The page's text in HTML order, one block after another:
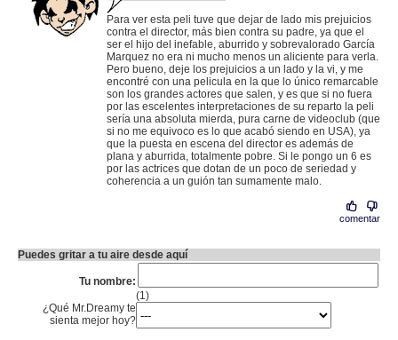
Para ver esta peli tuve que dejar de lado mis prejuicios
contra el director, más bien contra su padre, ya que el
ser el hijo del inefable, aburrido y sobrevalorado García
Marquez no era ni mucho menos un aliciente para verla.
Pero bueno, deje los prejuicios a un lado y la vi, y me
encontré con una pelicula en la que lo único remarcable
son los grandes actores que salen, y es que si no fuera
por las escelentes interpretaciones de su reparto la peli
sería una absoluta mierda, pura carne de videoclub (que
si no me equivoco es lo que acabó siendo en USA), ya
que la puesta en escena del director es además de
plana y aburrida, totalmente pobre. Si le pongo un 6 es
por las actrices que dotan de un poco de seriedad y
coherencia a un guión tan sumamente malo.
comentar
Puedes gritar a tu aire desde aquí
Tu nombre:
(1)
¿Qué Mr.Dreamy te
sienta mejor hoy?